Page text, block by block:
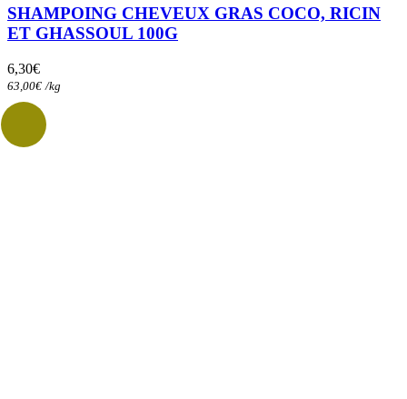
SHAMPOING CHEVEUX GRAS COCO, RICIN
ET GHASSOUL 100G
6,30€
63,00€ /kg